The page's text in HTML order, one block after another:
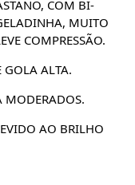
COM BI-
MUITO
COMPRESSÃO.
GOLA ALTA.
MODERADOS.
AO BRILHO